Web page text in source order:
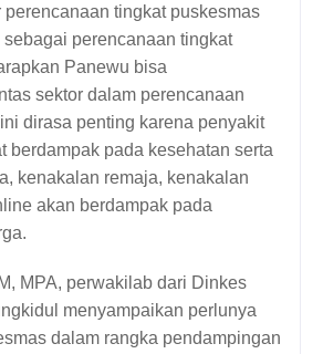
perencanaan tingkat puskesmas
perencanaan tingkat
Panewu bisa
sektor dalam perencanaan
dirasa penting karena penyakit
berdampak pada kesehatan serta
kenakalan remaja, kenakalan
akan berdampak pada
MPA, perwakilab dari Dinkes
menyampaikan perlunya
dalam rangka pendampingan